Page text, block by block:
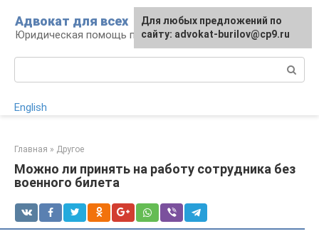
контенту
Адвокат для всех
Юридическая помощь по любому вопросу
English
Главная » Другое
Можно ли принять на работу сотрудника без
военного билета
Для любых предложений по
сайту: advokat-burilov@cp9.ru